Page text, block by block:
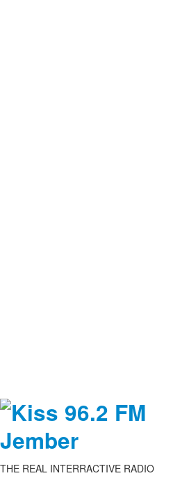
THE REAL INTERRACTIVE RADIO